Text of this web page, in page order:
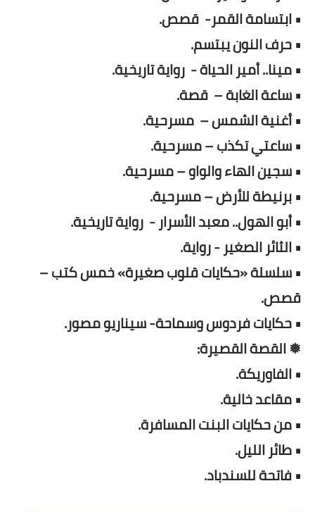
• ابتسامة القمر- قصص.
• حرف النون يبتسم.
• مينا.. أمير الحياة - رواية تاريخية.
• ساعة الغابة – قصة.
• أغنية الشمس – مسرحية.
• ساعتي تكذب – مسرحية.
• سجين الهاء والواو – مسرحية.
• برنيطة للأرض – مسرحية.
• أبو الهول.. معبد الأسرار - رواية تاريخية.
• الثائر الصغير - رواية.
• سلسلة «حكايات قلوب صغيرة» خمس كتب –
قصص.
• حكايات فردوس وسماحة- سيناريو مصور.
❅ القصة القصيرة:
• الفاوريكة.
• مقاعد خالية.
• من حكايات البنت المسافرة.
• طائر الليل.
• فاتحة للسندباد.